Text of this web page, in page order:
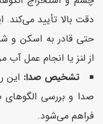
دقت بالا تأیید
حتی قادر به اسکن و
از لنز یا انجام عمل آب
تشخیص صدا: این
صدا و بررسی الگوهای
فراهم می‌شود.